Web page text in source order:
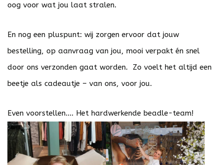
oog voor wat jou laat stralen.
En nog een pluspunt: wij zorgen ervoor dat jouw
bestelling, op aanvraag van jou, mooi verpakt én snel
door ons verzonden gaat worden. Zo voelt het altijd een
beetje als cadeautje – van ons, voor jou.
Even voorstellen.... Het hardwerkende beadle-team!